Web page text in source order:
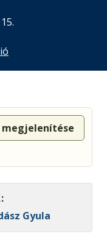
megjelenítése
Gyula